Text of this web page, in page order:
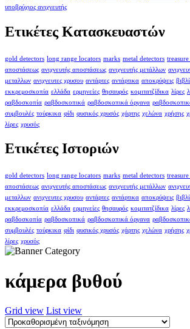
υποβρύχιος ανιχνευτής
Ετικέτες Κατασκευαστών
gold detectors long range locators marks metal detectors
αποστάσεως ανιχνευτής αποστάσεως ανιχνευτής μετάλλων
μεταλλων ανιχνευτες χρυσου αντάρτες αντάρτικα αποκρύψεις
εκκρεμοσκοπία ελλάδα ερμηνείες θησαυρός κομιτατζίδικα λίρες
ραβδοσκοπία ραβδοσκοπικά ραβδοσκοπικά όργανα
συμβουλές τούρκικα φίδι φυσικός χρυσός χάρτης χελώνα χρήσης
λίρες χρυσός
Ετικέτες Ιστοριών
gold detectors long range locators marks metal detectors
αποστάσεως ανιχνευτής αποστάσεως ανιχνευτής μετάλλων
μεταλλων ανιχνευτες χρυσου αντάρτες αντάρτικα αποκρύψεις
εκκρεμοσκοπία ελλάδα ερμηνείες θησαυρός κομιτατζίδικα λίρες
ραβδοσκοπία ραβδοσκοπικά ραβδοσκοπικά όργανα
συμβουλές τούρκικα φίδι φυσικός χρυσός χάρτης χελώνα χρήσης
λίρες χρυσός
κάμερα βυθού
Grid view List view